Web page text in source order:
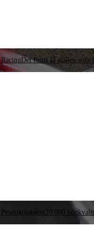
RacingDet finns få ställen som
Produktkatalog20 000